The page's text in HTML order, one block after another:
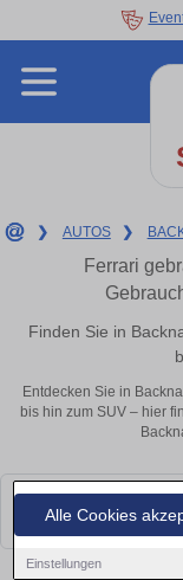
Alle Cookies
Einstellungen
❯ AUTOS ❯
Ferrari
Finden Sie in
Entdecken Sie in
bis hin zum SUV – hier
Leider konnten wir
bald wieder vorbei!